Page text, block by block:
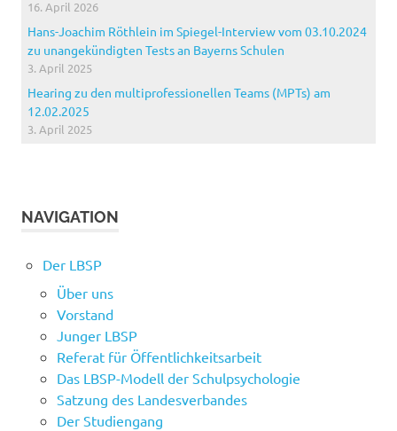
16. April 2026
Hans-Joachim Röthlein im Spiegel-Interview vom 03.10.2024
zu unangekündigten Tests an Bayerns Schulen
3. April 2025
Hearing zu den multiprofessionellen Teams (MPTs) am
12.02.2025
3. April 2025
NAVIGATION
Der LBSP
Über uns
Vorstand
Junger LBSP
Referat für Öffentlichkeitsarbeit
Das LBSP-Modell der Schulpsychologie
Satzung des Landesverbandes
Der Studiengang